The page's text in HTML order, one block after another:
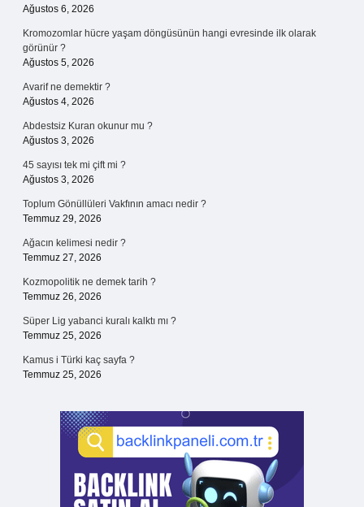
Ağustos 6, 2026
Kromozomlar hücre yaşam döngüsünün hangi evresinde ilk olarak
görünür ?
Ağustos 5, 2026
Avarif ne demektir ?
Ağustos 4, 2026
Abdestsiz Kuran okunur mu ?
Ağustos 3, 2026
45 sayısı tek mi çift mi ?
Ağustos 3, 2026
Toplum Gönüllüleri Vakfının amacı nedir ?
Temmuz 29, 2026
Ağacın kelimesi nedir ?
Temmuz 27, 2026
Kozmopolitik ne demek tarih ?
Temmuz 26, 2026
Süper Lig yabanci kuralı kalktı mı ?
Temmuz 25, 2026
Kamus i Türki kaç sayfa ?
Temmuz 25, 2026